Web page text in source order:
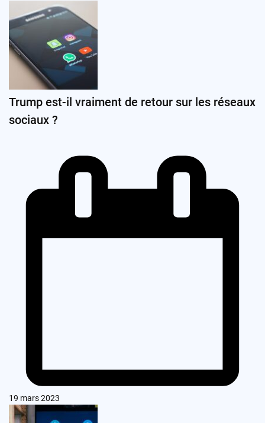
Trump est-il vraiment de retour sur les réseaux
sociaux ?
19 mars 2023